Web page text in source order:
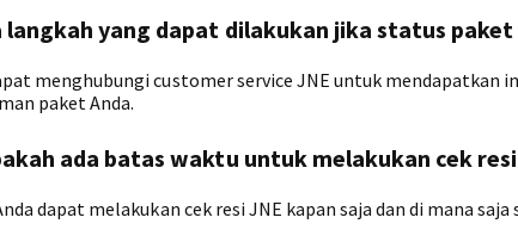
langkah yang dapat dilakukan jika status
menghubungi customer service JNE untuk
paket Anda.
ada batas waktu untuk melakukan cek resi
dapat melakukan cek resi JNE kapan saja dan di mana